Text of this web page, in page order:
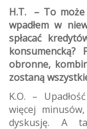
H.T. – To może
wpadłem w
spłacać
obronne,
zostaną
K.O. –
więcej
dyskusję. A